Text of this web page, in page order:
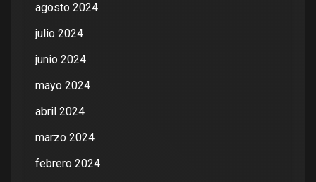
agosto 2024
julio 2024
junio 2024
mayo 2024
abril 2024
marzo 2024
febrero 2024